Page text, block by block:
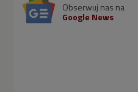
Obserwuj nas na
Google News